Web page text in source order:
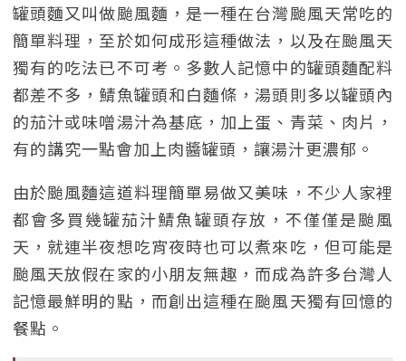
罐頭麵又叫做颱風麵，是一種在台灣颱風天常吃的
簡單料理，至於如何成形這種做法，以及在颱風天
獨有的吃法已不可考。多數人記憶中的罐頭麵配料
都差不多，鯖魚罐頭和白麵條，湯頭則多以罐頭內
的茄汁或味噌湯汁為基底，加上蛋、青菜、肉片，
有的講究一點會加上肉醬罐頭，讓湯汁更濃郁。
由於颱風麵這道料理簡單易做又美味，不少人家裡
都會多買幾罐茄汁鯖魚罐頭存放，不僅僅是颱風
天，就連半夜想吃宵夜時也可以煮來吃，但可能是
颱風天放假在家的小朋友無趣，而成為許多台灣人
記憶最鮮明的點，而創出這種在颱風天獨有回憶的
餐點。